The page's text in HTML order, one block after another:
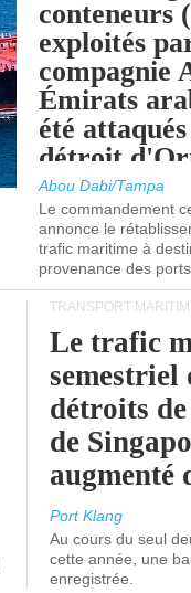
conteneurs
exploités
compagnie
Émirats
été
détroit
Abou Dabi/Tampa
Le commandement
annonce le
trafic maritime à
provenance des
TRANSPORT
Le trafic
semestriel
détroits
de
augmenté
Port Klang
Au cours du seul
cette année, une
enregistrée.